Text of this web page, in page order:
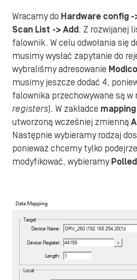
Wracamy do Hardware config -
Scan List -> Add. Z rozwijanej
falownik. W celu odwołania się
musimy wysłać zapytanie do
wybraliśmy adresowanie
musimy jeszcze dodać 4,
falownika przechowywane są w
registers). W zakładce mapping
utworzoną wcześniej zmienną
Następnie wybieramy rodzaj
ponieważ chcemy tylko
modyfikować, wybieramy